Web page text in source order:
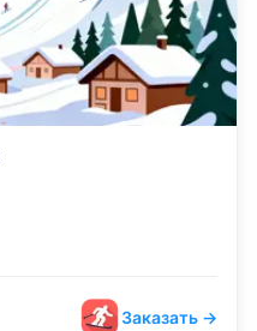
Заказать →